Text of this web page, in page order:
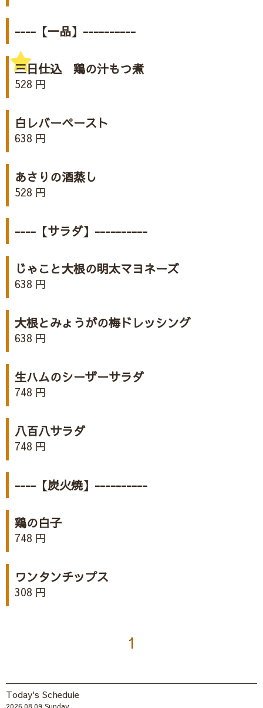
----【一品】----------
三日仕込 鶏の汁もつ煮
528 円
白レバーペースト
638 円
あさりの酒蒸し
528 円
----【サラダ】----------
じゃこと大根の明太マヨネーズ
638 円
大根とみょうがの梅ドレッシング
638 円
生ハムのシーザーサラダ
748 円
八百八サラダ
748 円
----【炭火焼】----------
鶏の白子
748 円
ワンタンチップス
308 円
1
Today's Schedule